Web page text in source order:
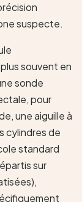
suspecte.
souvent en
sonde
pour
une aiguille à
cylindres de
standard
sur